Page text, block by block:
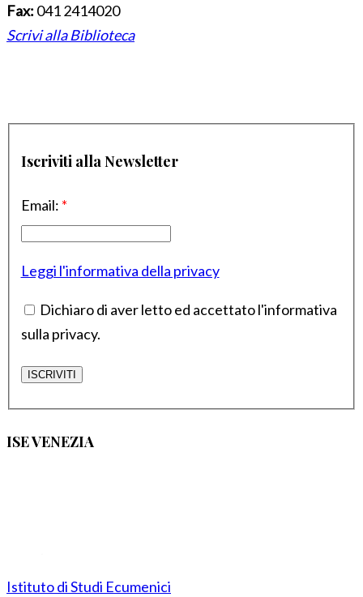
Fax: 041 2414020
Scrivi alla Biblioteca
Iscriviti alla Newsletter
Email: *
Leggi l'informativa della privacy
Dichiaro di aver letto ed accettato l'informativa
sulla privacy.
ISE VENEZIA
Istituto di Studi Ecumenici